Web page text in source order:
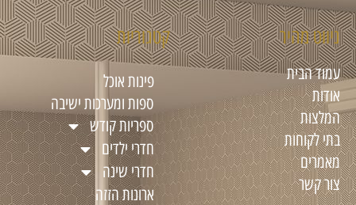
ניווט מהיר
עמוד הבית
אודות
המלצות
בתי לקוחות
מאמרים
צור קשר
קטגוריות
פינות אוכל
ספות ומערכות ישיבה
ספריות קודש
חדרי ילדים
חדרי שינה
ארונות הזזה